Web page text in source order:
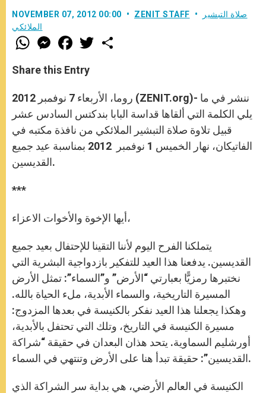
NOVEMBER 07, 2012 00:00 ZENIT STAFF
صلاة التبشير
الملائكي
W
h
t
s
p
p
M
e
s
e
g
e
r
F
a
e
b
o
k
w
r
Share this Entry
روما، الأربعاء 7 نوفمبر 2012 (ZENIT.org)- ننشر في ما
يلي الكلمة التي ألقاها قداسة البابا بندكتس السادس عشر
قبيل تلاوة صلاة التبشير الملائكي من نافذة مكتبه في
الفاتيكان، نهار الخميس 1 نوفمبر 2012 بمناسبة عيد جميع
القديسين.
***
أيها الإخوة والأخوات الاعزاء،
يتملكنا الفرح اليوم لأننا التقينا للإحتفال بعيد جميع
القديسين. يدفعنا هذا العيد للتفكير بازدواجية البشرية التي
نختبرها رمزيًّا بعبارتي “الأرض” و”السماء”: تمثل الأرض
المسيرة التاريخية، والسماء الأبدية، ملء الحياة بالله.
وهكذا يجعلنا هذا العيد نفكر بالكنيسة في بعدها المزدوج:
مسيرة الكنيسة في التاريخ، وتلك التي تحتفل بالأبدية،
أورشليم السماوية. يتحد هذان البعدان في حقيقة “شراكة
القديسين”: حقيقة تبدأ هنا على الأرض وتنتهي في السماء.
الكنيسة في العالم الأرضي، هي بداية سر الشراكة الذي